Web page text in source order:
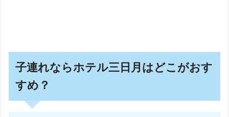
子連れならホテル三日月はどこがおす
すめ？